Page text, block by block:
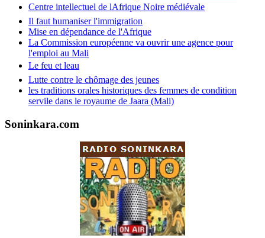
Centre intellectuel de lAfrique Noire médiévale
Il faut humaniser l'immigration
Mise en dépendance de l'Afrique
La Commission européenne va ouvrir une agence pour
l'emploi au Mali
Le feu et leau
Lutte contre le chômage des jeunes
les traditions orales historiques des femmes de condition
servile dans le royaume de Jaara (Mali)
Soninkara.com